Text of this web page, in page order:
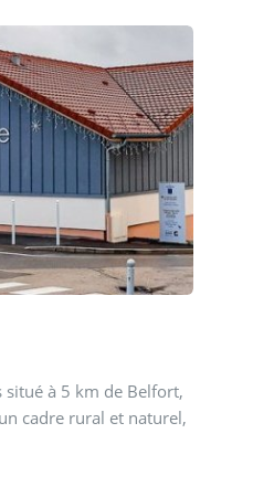
situé à 5 km de Belfort,
cadre rural et naturel,